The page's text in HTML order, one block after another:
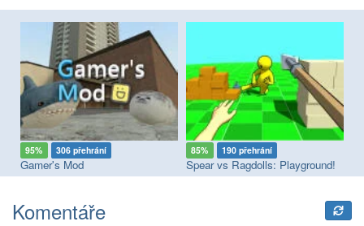
95% 306 přehrání
Gamer's Mod
85% 190 přehrání
Spear vs Ragdolls: Playground!
Komentáře